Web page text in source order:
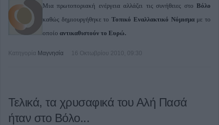
Μια πρωτοποριακή ενέργεια αλλάζει τις συνήθειες στο Βόλο
καθώς δημιουργήθηκε τοΤοπικό Εναλλακτικό Νόμισμαμε το
οποίο αντικαθιστούν το Ευρώ.
Κατηγορία Μαγνησία 16 Οκτωβρίου 2010, 09:30
Τελικά, τα χρυσαφικά του Αλή Πασά
ήταν στο Βόλο...